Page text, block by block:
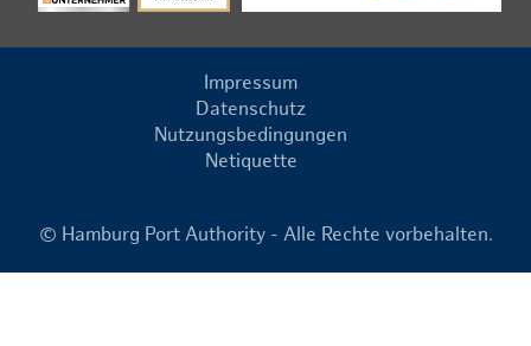
Impressum
Datenschutz
Nutzungsbedingungen
Netiquette
© Hamburg Port Authority - Alle Rechte vorbehalten.